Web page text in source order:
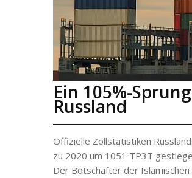
Ein 105%-
Russland
Offizielle Zollstatistiken
zu 2020 um 1051 TP3T
Der Botschafter der Islamischen